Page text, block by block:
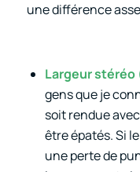
une différence
Largeur
gens que je
soit rendue
être épatés. Si
une perte de